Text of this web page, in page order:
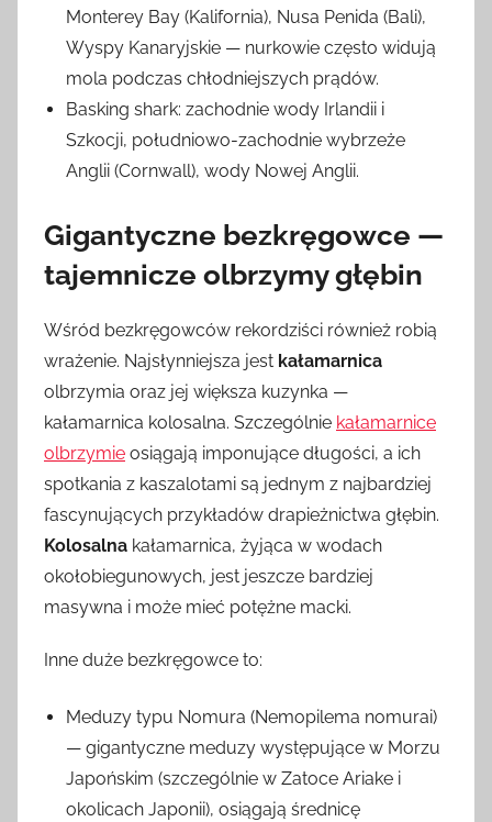
Monterey Bay (Kalifornia), Nusa Penida (Bali),
Wyspy Kanaryjskie — nurkowie często widują
mola podczas chłodniejszych prądów.
Basking shark: zachodnie wody Irlandii i
Szkocji, południowo-zachodnie wybrzeże
Anglii (Cornwall), wody Nowej Anglii.
Gigantyczne bezkręgowce —
tajemnicze olbrzymy głębin
Wśród bezkręgowców rekordziści również robią
wrażenie. Najsłynniejsza jest kałamarnica
olbrzymia oraz jej większa kuzynka —
kałamarnica kolosalna. Szczególnie kałamarnice
olbrzymie osiągają imponujące długości, a ich
spotkania z kaszalotami są jednym z najbardziej
fascynujących przykładów drapieżnictwa głębin.
Kolosalna kałamarnica, żyjąca w wodach
okołobiegunowych, jest jeszcze bardziej
masywna i może mieć potężne macki.
Inne duże bezkręgowce to:
Meduzy typu Nomura (Nemopilema nomurai)
— gigantyczne meduzy występujące w Morzu
Japońskim (szczególnie w Zatoce Ariake i
okolicach Japonii), osiągają średnicę